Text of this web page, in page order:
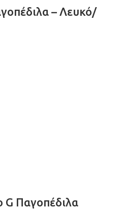
– Λευκό/
G Παγοπέδιλα